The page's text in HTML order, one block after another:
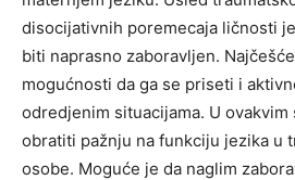
disocijativnih poremecaja ličnosti
biti naprasno zaboravljen.
mogućnosti da ga se priseti i
odredjenim situacijama. U
obratiti pažnju na funkciju jezika u
osobe. Moguće je da naglim